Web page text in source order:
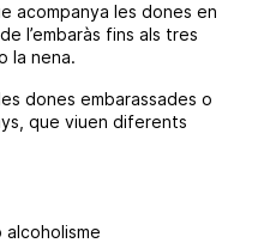
acompanya les dones en
l’embaràs fins als tres
la nena.
dones embarassades o
que viuen diferents